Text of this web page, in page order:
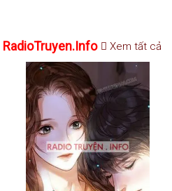
RadioTruyen.Info Xem tất cả